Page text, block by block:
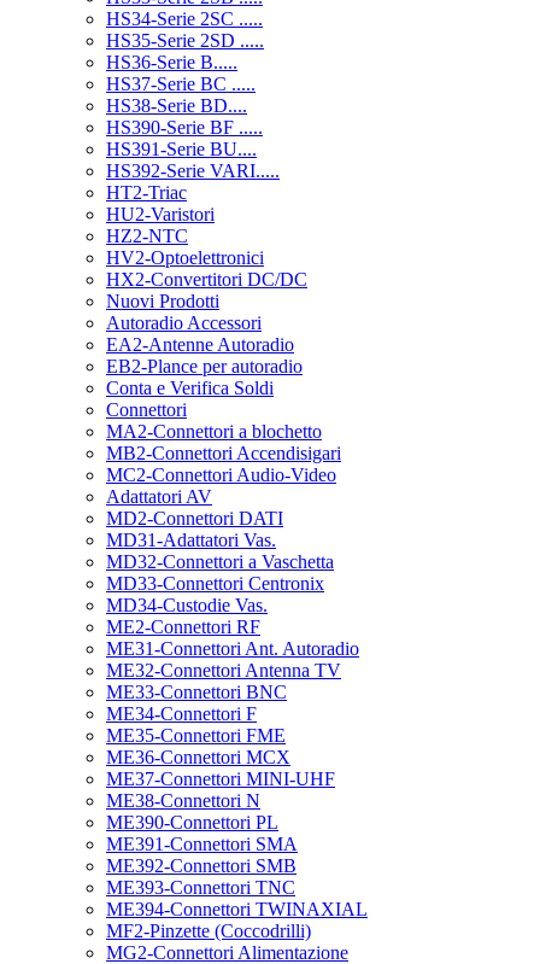
HS34-Serie 2SC .....
HS35-Serie 2SD .....
HS36-Serie B.....
HS37-Serie BC .....
HS38-Serie BD....
HS390-Serie BF .....
HS391-Serie BU....
HS392-Serie VARI.....
HT2-Triac
HU2-Varistori
HZ2-NTC
HV2-Optoelettronici
HX2-Convertitori DC/DC
Nuovi Prodotti
Autoradio Accessori
EA2-Antenne Autoradio
EB2-Plance per autoradio
Conta e Verifica Soldi
Connettori
MA2-Connettori a blochetto
MB2-Connettori Accendisigari
MC2-Connettori Audio-Video
Adattatori AV
MD2-Connettori DATI
MD31-Adattatori Vas.
MD32-Connettori a Vaschetta
MD33-Connettori Centronix
MD34-Custodie Vas.
ME2-Connettori RF
ME31-Connettori Ant. Autoradio
ME32-Connettori Antenna TV
ME33-Connettori BNC
ME34-Connettori F
ME35-Connettori FME
ME36-Connettori MCX
ME37-Connettori MINI-UHF
ME38-Connettori N
ME390-Connettori PL
ME391-Connettori SMA
ME392-Connettori SMB
ME393-Connettori TNC
ME394-Connettori TWINAXIAL
MF2-Pinzette (Coccodrilli)
MG2-Connettori Alimentazione